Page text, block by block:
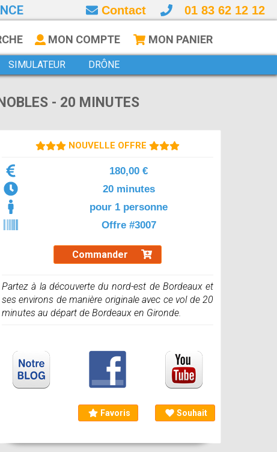
Contact 01 83 62 12 12
MON COMPTE MON PANIER
SIMULATEUR DRÔNE
- 20 MINUTES
NOUVELLE OFFRE
180,00 €
20 minutes
pour 1 personne
Offre #3007
Commander
Partez à la découverte du nord-est de Bordeaux et
ses environs de manière originale avec ce vol de 20
minutes au départ de Bordeaux en Gironde.
Favoris Souhait